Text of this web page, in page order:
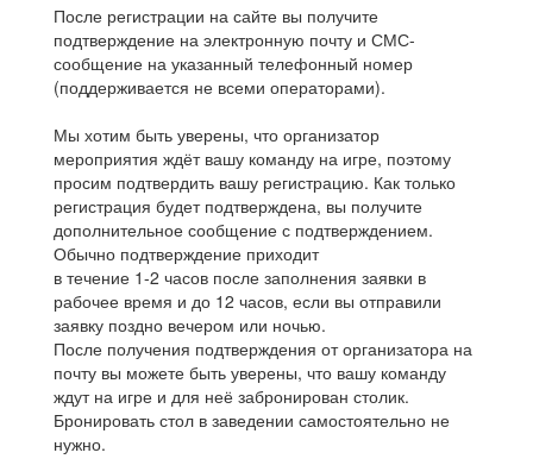
После регистрации на сайте вы получите
подтверждение на электронную почту и СМС-
сообщение на указанный телефонный номер
(поддерживается не всеми операторами).
Мы хотим быть уверены, что организатор
мероприятия ждёт вашу команду на игре, поэтому
просим подтвердить вашу регистрацию. Как только
регистрация будет подтверждена, вы получите
дополнительное сообщение с подтверждением.
Обычно подтверждение приходит
в течение 1-2 часов после заполнения заявки в
рабочее время и до 12 часов, если вы отправили
заявку поздно вечером или ночью.
После получения подтверждения от организатора на
почту вы можете быть уверены, что вашу команду
ждут на игре и для неё забронирован столик.
Бронировать стол в заведении самостоятельно не
нужно.